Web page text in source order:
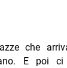
che
E poi